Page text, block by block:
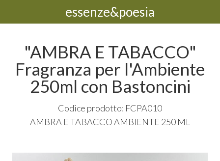
essenze&poesia
"AMBRA E TABACCO"
Fragranza per l'Ambiente
250ml con Bastoncini
Codice prodotto: FCPA010
AMBRA ETABACCOAMBIENTE 250 ML